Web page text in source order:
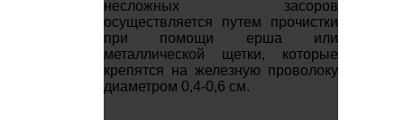
несложных засоров
осуществляется путем прочистки
при помощи ерша или
металлической щетки, которые
крепятся на железную проволоку
диаметром 0,4-0,6 см.